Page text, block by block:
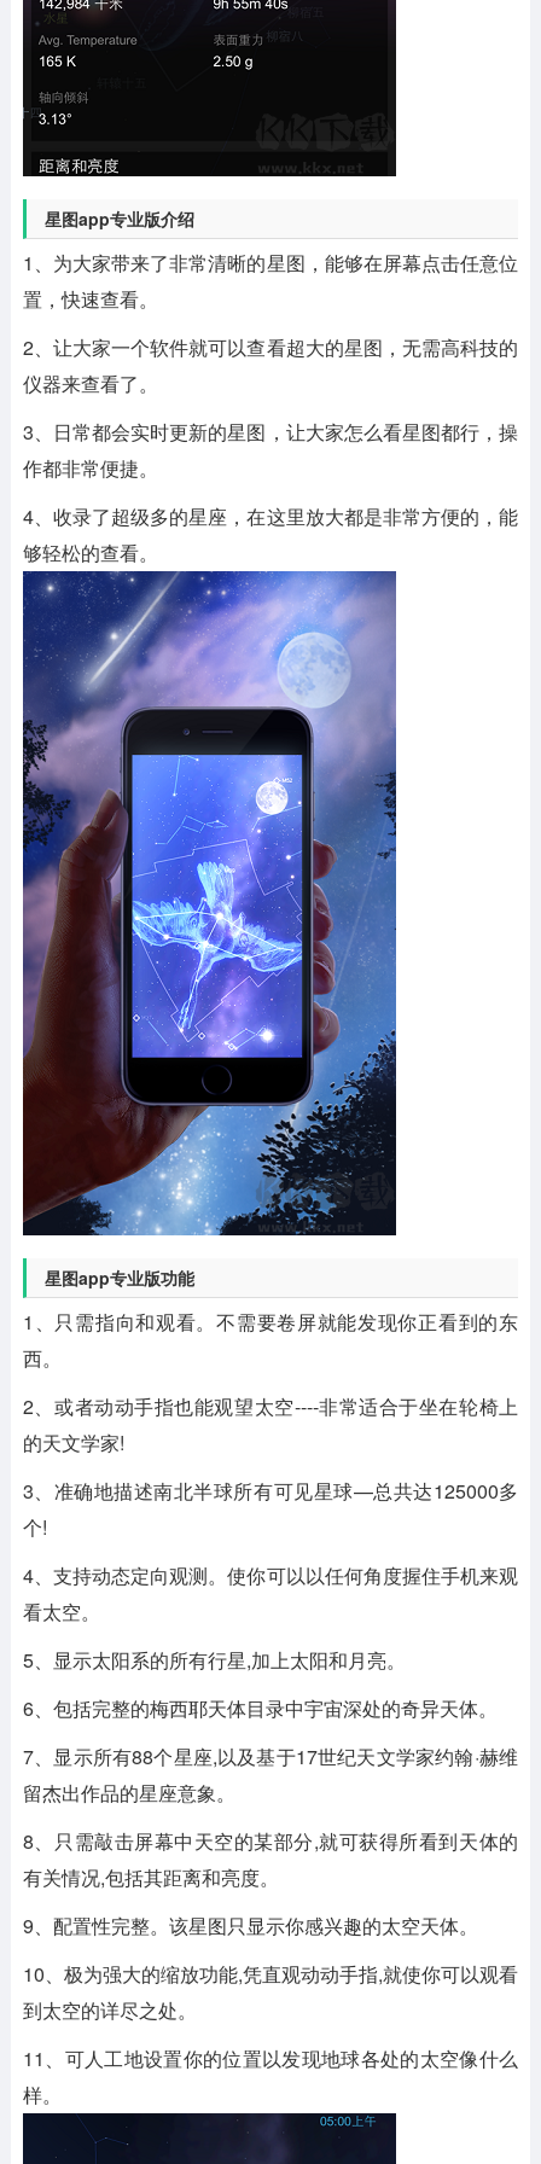
星图app专业版介绍
1、为大家带来了非常清晰的星图，能够在屏幕点击任意位
置，快速查看。
2、让大家一个软件就可以查看超大的星图，无需高科技的
仪器来查看了。
3、日常都会实时更新的星图，让大家怎么看星图都行，操
作都非常便捷。
4、收录了超级多的星座，在这里放大都是非常方便的，能
够轻松的查看。
星图app专业版功能
1、只需指向和观看。不需要卷屏就能发现你正看到的东
西。
2、或者动动手指也能观望太空----非常适合于坐在轮椅上
的天文学家!
3、准确地描述南北半球所有可见星球—总共达125000多
个!
4、支持动态定向观测。使你可以以任何角度握住手机来观
看太空。
5、显示太阳系的所有行星,加上太阳和月亮。
6、包括完整的梅西耶天体目录中宇宙深处的奇异天体。
7、显示所有88个星座,以及基于17世纪天文学家约翰·赫维
留杰出作品的星座意象。
8、只需敲击屏幕中天空的某部分,就可获得所看到天体的
有关情况,包括其距离和亮度。
9、配置性完整。该星图只显示你感兴趣的太空天体。
10、极为强大的缩放功能,凭直观动动手指,就使你可以观看
到太空的详尽之处。
11、可人工地设置你的位置以发现地球各处的太空像什么
样。